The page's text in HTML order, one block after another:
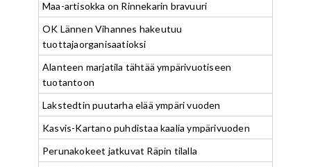
Maa-artisokka on Rinnekarin bravuuri
OK Lännen Vihannes hakeutuu
tuottajaorganisaatioksi
Alanteen marjatila tähtää ympärivuotiseen
tuotantoon
Lakstedtin puutarha elää ympäri vuoden
Kasvis-Kartano puhdistaa kaalia ympärivuoden
Perunakokeet jatkuvat Räpin tilalla